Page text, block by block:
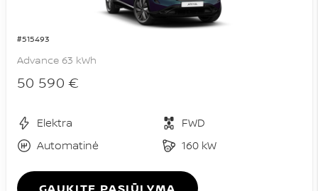
#515493
Advance 63 kWh
50 590 €
Elektra
FWD
Automatinė
160 kW